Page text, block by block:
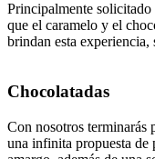
Principalmente solicitado
que el caramelo y el
brindan esta
Chocolatadas
Con nosotros terminarás
una infinita propuesta de